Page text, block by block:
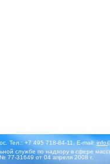
Тел.: +7 495 718-84-11, E-mail:
службе по надзору в сфере
77-31649 от 04 апреля 2008 г.